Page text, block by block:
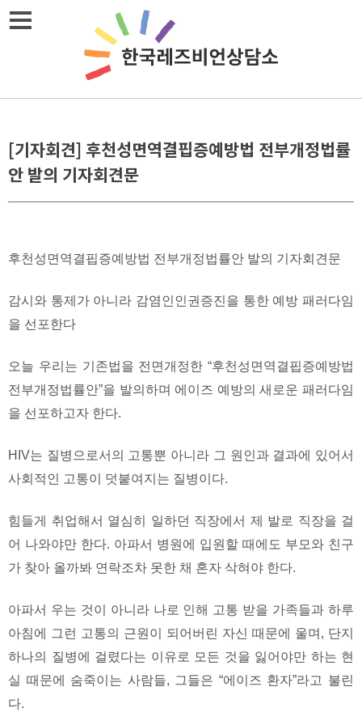
Skip
[기자회견] 후천성면역결핍증예방법 전부개정법률
안 발의 기자회견문
후천성면역결핍증예방법 전부개정법률안 발의 기자회견문
감시와 통제가 아니라 감염인인권증진을 통한 예방 패러다임
을 선포한다
오늘 우리는 기존법을 전면개정한 “후천성면역결핍증예방법
전부개정법률안”을 발의하며 에이즈 예방의 새로운 패러다임
을 선포하고자 한다.
HIV는 질병으로서의 고통뿐 아니라 그 원인과 결과에 있어서
사회적인 고통이 덧붙여지는 질병이다.
힘들게 취업해서 열심히 일하던 직장에서 제 발로 직장을 걸
어 나와야만 한다. 아파서 병원에 입원할 때에도 부모와 친구
가 찾아 올까봐 연락조차 못한 채 혼자 삭혀야 한다.
아파서 우는 것이 아니라 나로 인해 고통 받을 가족들과 하루
아침에 그런 고통의 근원이 되어버린 자신 때문에 울며, 단지
하나의 질병에 걸렸다는 이유로 모든 것을 잃어야만 하는 현
실 때문에 숨죽이는 사람들, 그들은 “에이즈 환자”라고 불린
다.